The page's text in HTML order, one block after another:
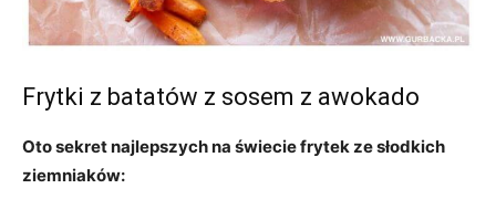
Frytki z batatów z sosem z awokado
Oto sekret najlepszych na świecie frytek ze słodkich
ziemniaków: